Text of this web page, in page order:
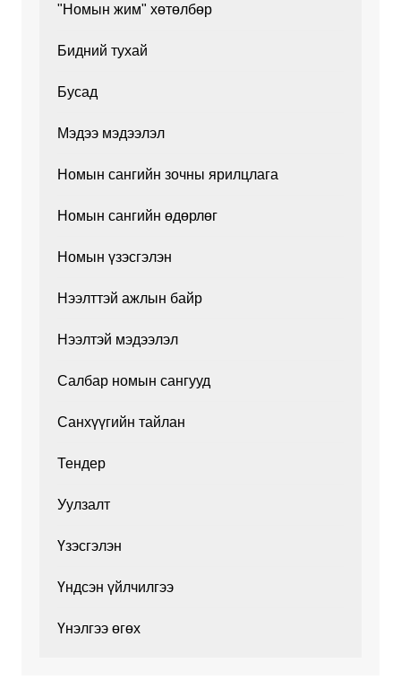
"Номын жим" хөтөлбөр
Бидний тухай
Бусад
Мэдээ мэдээлэл
Номын сангийн зочны ярилцлага
Номын сангийн өдөрлөг
Номын үзэсгэлэн
Нээлттэй ажлын байр
Нээлтэй мэдээлэл
Салбар номын сангууд
Санхүүгийн тайлан
Тендер
Уулзалт
Үзэсгэлэн
Үндсэн үйлчилгээ
Үнэлгээ өгөх